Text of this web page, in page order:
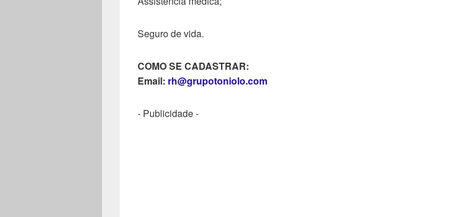
Seguro de vida.
COMO SE CADASTRAR:
Email: rh@grupotoniolo.com
- Publicidade -